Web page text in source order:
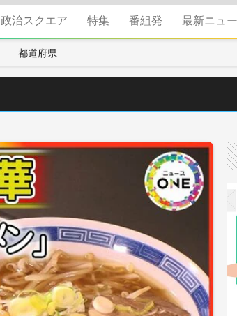
政治スクエア 特集 番組発 最新ニュ
都道府県